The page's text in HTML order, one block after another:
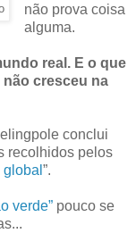
não prova coisa
alguma.
real. E o que
cresceu na
conclui
recolhidos pelos
”.
verde” pouco se